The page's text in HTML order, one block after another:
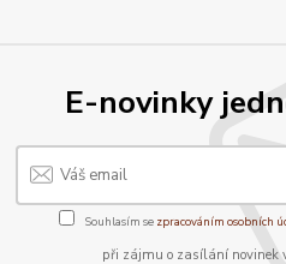
E-novinky
Souhlasím se zpracováním osobních
při zájmu o zasílání novinek